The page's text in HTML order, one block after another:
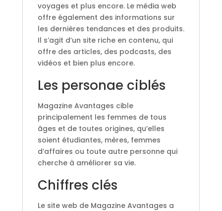
voyages et plus encore. Le média web
offre également des informations sur
les dernières tendances et des produits.
Il s’agit d’un site riche en contenu, qui
offre des articles, des podcasts, des
vidéos et bien plus encore.
Les personae ciblés
Magazine Avantages cible
principalement les femmes de tous
âges et de toutes origines, qu’elles
soient étudiantes, mères, femmes
d’affaires ou toute autre personne qui
cherche à améliorer sa vie.
Chiffres clés
Le site web de Magazine Avantages a